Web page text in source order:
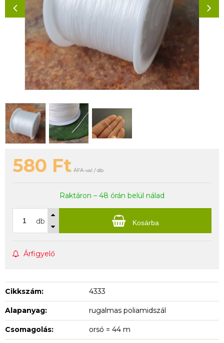
580 Ft ÁFÁ-val / db
Raktáron – 48 órán belül nálad
db Kosárba
Árfigyelő
Cikkszám: 4333
Alapanyag: rugalmas poliamidszál
Csomagolás: orsó = 44 m